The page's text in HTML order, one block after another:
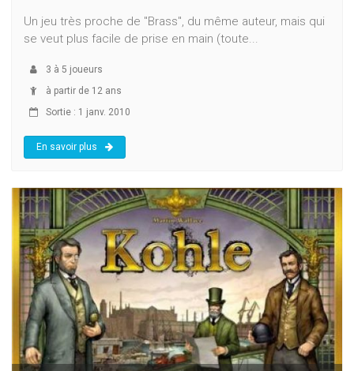
Un jeu très proche de "Brass", du même auteur, mais qui
se veut plus facile de prise en main (toute...
3 à 5 joueurs
à partir de 12 ans
Sortie : 1 janv. 2010
En savoir plus